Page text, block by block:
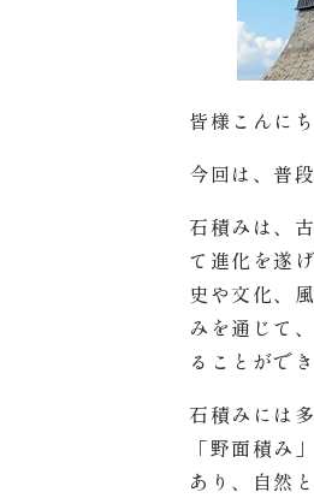
皆様こんに
今回は、普
石積みは、
て進化を遂
史や文化、
みを通じて
ることができ
石積みには
「野面積み
あり、自然